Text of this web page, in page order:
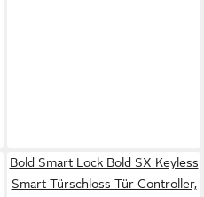
Bold Smart Lock Bold SX Keyless
Smart Türschloss Tür Controller,